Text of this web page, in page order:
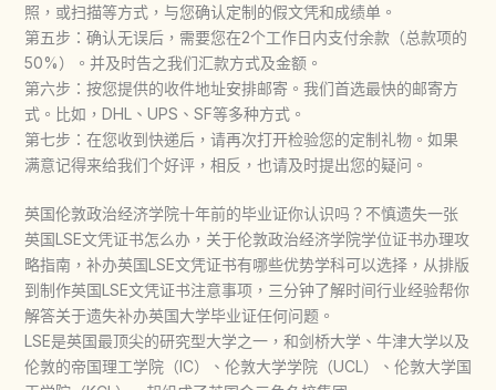
照，或扫描等方式，与您确认定制的假文凭和成绩单。
第五步：确认无误后，需要您在2个工作日内支付余款（总款项的
50%）。并及时告之我们汇款方式及金额。
第六步：按您提供的收件地址安排邮寄。我们首选最快的邮寄方
式。比如，DHL、UPS、SF等多种方式。
第七步：在您收到快递后，请再次打开检验您的定制礼物。如果
满意记得来给我们个好评，相反，也请及时提出您的疑问。
英国伦敦政治经济学院十年前的毕业证你认识吗？不慎遗失一张
英国LSE文凭证书怎么办，关于伦敦政治经济学院学位证书办理攻
略指南，补办英国LSE文凭证书有哪些优势学科可以选择，从排版
到制作英国LSE文凭证书注意事项，三分钟了解时间行业经验帮你
解答关于遗失补办英国大学毕业证任何问题。
LSE是英国最顶尖的研究型大学之一，和剑桥大学、牛津大学以及
伦敦的帝国理工学院（IC）、伦敦大学学院（UCL）、伦敦大学国